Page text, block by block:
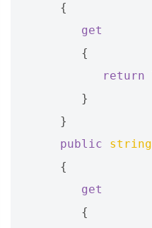
{
get
{
return
}
}
public
string
{
get
{